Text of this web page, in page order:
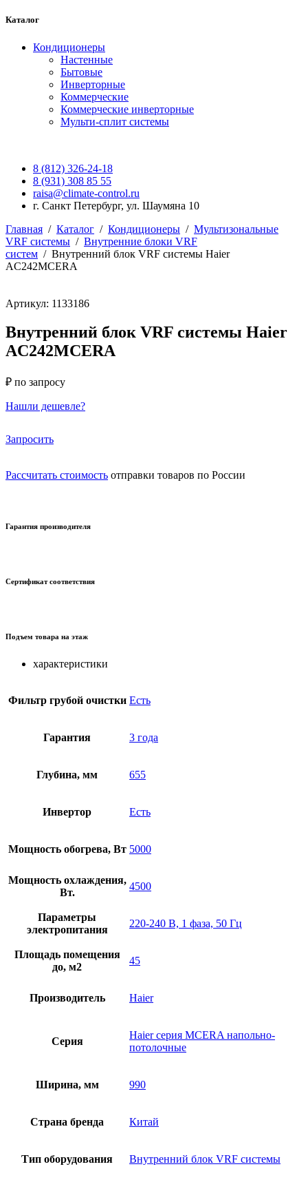
Каталог
Кондиционеры
Настенные
Бытовые
Инверторные
Коммерческие
Коммерческие инверторные
Мульти-сплит системы
8 (812) 326-24-18
8 (931) 308 85 55
raisa@climate-control.ru
г. Санкт Петербург, ул. Шаумяна 10
Главная / Каталог / Кондиционеры / Мультизональные
VRF системы / Внутренние блоки VRF
систем / Внутренний блок VRF системы Haier
AC242MCERA
Артикул: 1133186
Внутренний блок VRF системы Haier
AC242MCERA
₽ по запросу
Нашли дешевле?
Запросить
Рассчитать стоимость отправки товаров по России
Гарантия производителя
Сертификат соответствия
Подъем товара на этаж
характеристики
Фильтр грубой очистки Есть
Гарантия 3 года
Глубина, мм 655
Инвертор Есть
Мощность обогрева, Вт 5000
Мощность охлаждения,
Вт.
4500
Параметры
электропитания
220-240 В, 1 фаза, 50 Гц
Площадь помещения
до, м2
45
Производитель Haier
Серия
Haier серия MCERA напольно-
потолочные
Ширина, мм 990
Страна бренда Китай
Тип оборудования Внутренний блок VRF системы